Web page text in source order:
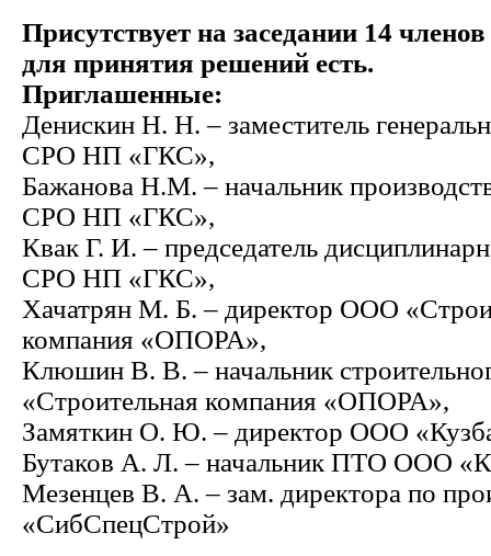
Присутствует на заседании 14
для принятия решений есть.
Приглашенные:
Денискин Н. Н. – заместитель
СРО НП «ГКС»,
Бажанова Н.М. – начальник
СРО НП «ГКС»,
Квак Г. И. – председатель
СРО НП «ГКС»,
Хачатрян М. Б. – директор ООО
компания «ОПОРА»,
Клюшин В. В. – начальник
«Строительная компания «ОПОРА»,
Замяткин О. Ю. – директор ООО
Бутаков А. Л. – начальник ПТО ООО
Мезенцев В. А. – зам. директора по
«СибСпецСтрой»